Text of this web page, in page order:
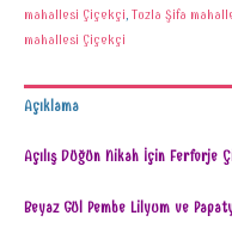
mahallesi Çiçekçi, Tuzla Şifa
mahallesi Çiçekçi
Açıklama
Açılış Düğün Nikah İçin Ferforje
Beyaz Gül Pembe Lilyum ve